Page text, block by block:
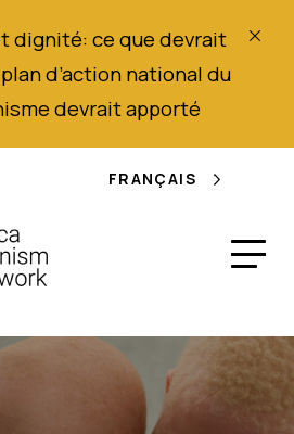
dignité: ce que devrait
d’action national du
devraitapporté
FRANÇAIS